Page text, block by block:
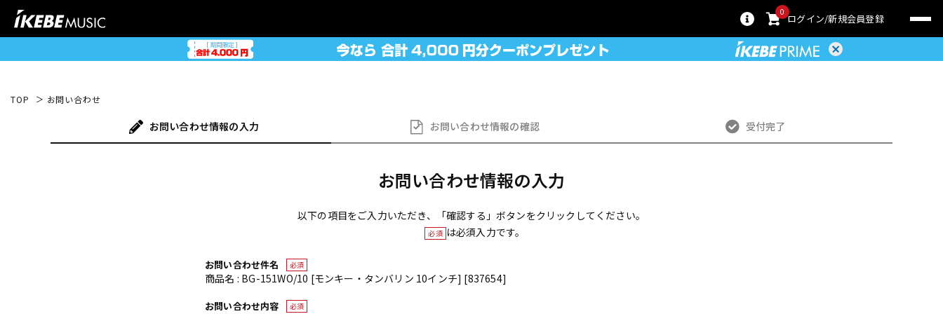
0
ログイン 新規会員登録
TOP お問い合わせ
お問い合わせ情報の入力 お問い合わせ情報の確認 受付完了
お問い合わせ情報の入力
以下の項目をご入力いただき、「確認する」ボタンをクリックしてください。
必須 は必須入力です。
お問い合わせ件名 必須
商品名 : BG-151WO/10 [モンキー・タンバリン 10インチ] [837654]
お問い合わせ内容 必須